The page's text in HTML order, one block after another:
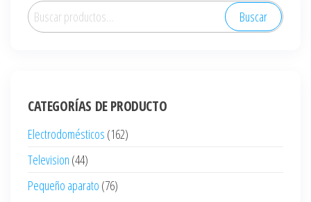
Buscar
por:
Buscar
CATEGORÍAS DE PRODUCTO
Electrodomésticos (162)
Television (44)
Pequeño aparato (76)